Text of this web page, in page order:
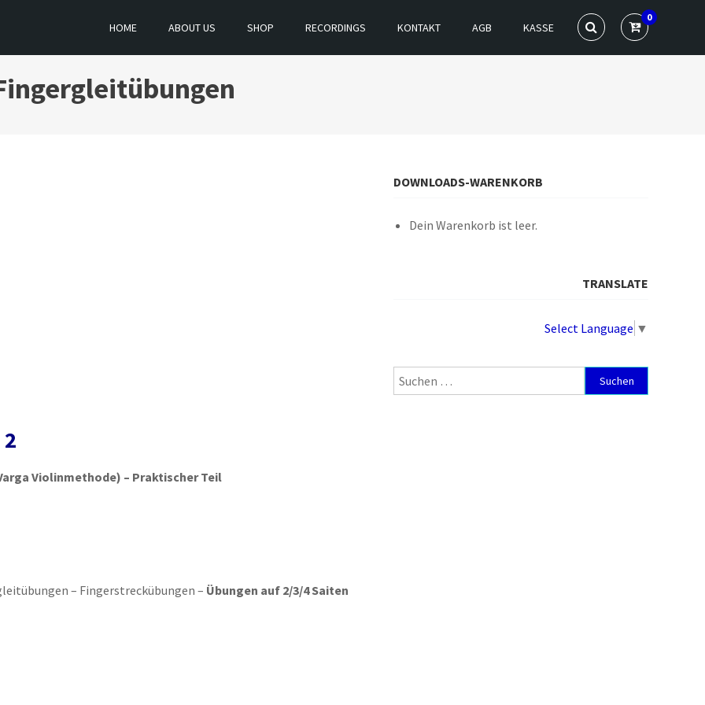
HOME ABOUT US SHOP RECORDINGS KONTAKT AGB KASSE
0
Violinmethode) – Praktischer Teil
– Fingerstreckübungen – Übungen auf 2/3/4 Saiten
DOWNLOADS-WARENKORB
Dein Warenkorb ist leer.
TRANSLATE
Select Language ▼
Suchen
nach: